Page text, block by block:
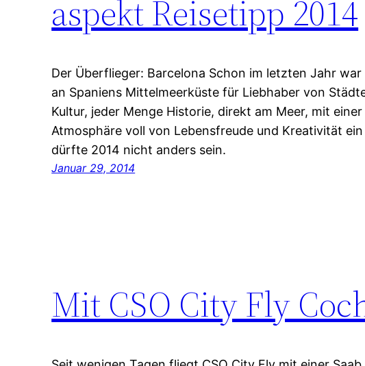
aspekt Reisetipp 2014
Der Überflieger: Barcelona Schon im letzten Jahr
an Spaniens Mittelmeerküste für Liebhaber von
Kultur, jeder Menge Historie, direkt am Meer, mit
Atmosphäre voll von Lebensfreude und Kreativität
dürfte 2014 nicht anders sein.
Januar 29, 2014
Mit CSO City Fly